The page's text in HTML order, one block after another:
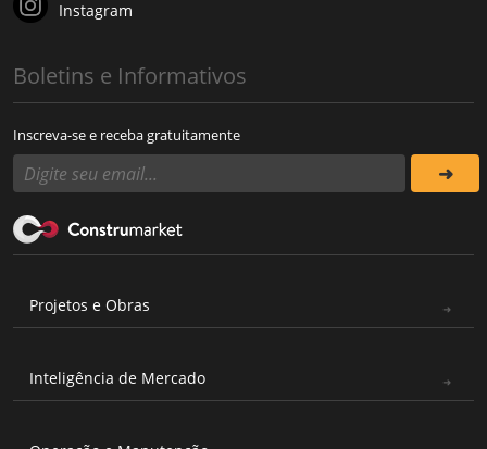
Instagram
Boletins e Informativos
Inscreva-se e receba gratuitamente
Projetos e Obras
Inteligência de Mercado